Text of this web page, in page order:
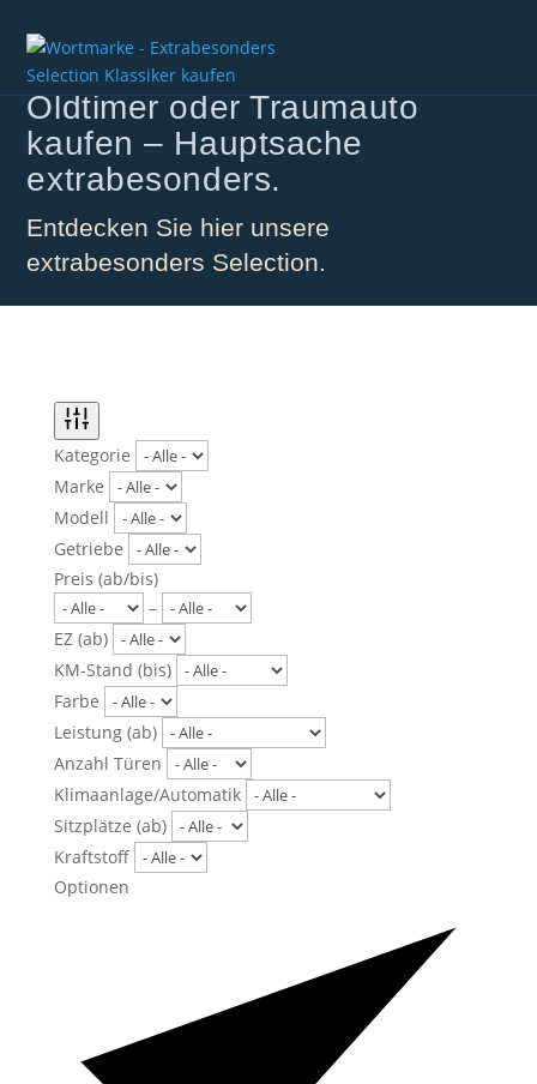
Klassiker, Sportwagen,
Oldtimer oder Traumauto
kaufen – Hauptsache
extrabesonders.
Entdecken Sie hier unsere
extrabesonders Selection.
Kategorie
Marke
Modell
Getriebe
Preis (ab/bis)
–
EZ (ab)
KM-Stand (bis)
Farbe
Leistung (ab)
Anzahl Türen
Klimaanlage/Automatik
Sitzplätze (ab)
Kraftstoff
Optionen